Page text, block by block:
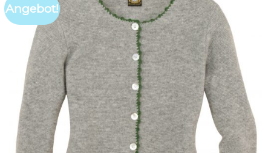
Angebot!